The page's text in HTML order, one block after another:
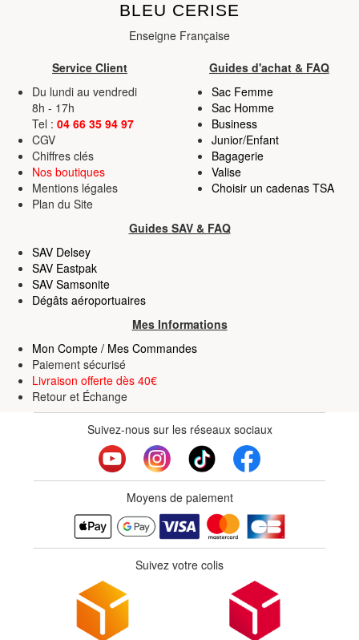
BLEU CERISE
Enseigne Française
Service Client
Guides d'achat & FAQ
Du lundi au vendredi
8h - 17h
Tel : 04 66 35 94 97
CGV
Chiffres clés
Nos boutiques
Mentions légales
Plan du Site
Sac Femme
Sac Homme
Business
Junior/Enfant
Bagagerie
Valise
Choisir un cadenas TSA
Guides SAV & FAQ
SAV Delsey
SAV Eastpak
SAV Samsonite
Dégâts aéroportuaires
Mes Informations
Mon Compte / Mes Commandes
Paiement sécurisé
Livraison offerte dès 40€
Retour et Échange
Suivez-nous sur les réseaux sociaux
Moyens de paiement
Suivez votre colis